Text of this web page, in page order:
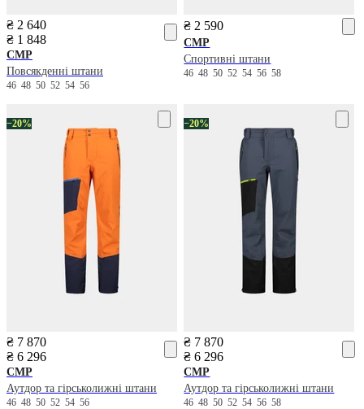
₴ 2 640
₴ 1 848
CMP
Повсякденні штани
46 48 50 52 54 56
₴ 2 590
CMP
Спортивні штани
46485052545658
−20%
₴ 7 870
₴ 6 296
CMP
Аутдор та гірськолижні штани
46 48 50 52 54 56
−20%
₴ 7 870
₴ 6 296
CMP
Аутдор та гірськолижні штани
46485052545658